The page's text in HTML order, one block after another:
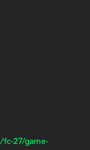
27/game-